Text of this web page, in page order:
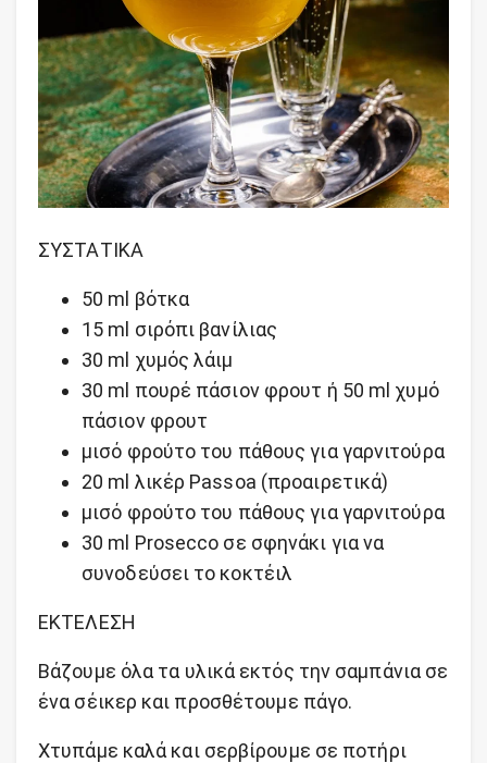
ΣΥΣΤΑΤΙΚΑ
50 ml βότκα
15 ml σιρόπι βανίλιας
30 ml χυμός λάιμ
30 ml πουρέ πάσιον φρουτ ή 50 ml χυμό
πάσιον φρουτ
μισό φρούτο του πάθους για γαρνιτούρα
20 ml λικέρ Passoa (προαιρετικά)
μισό φρούτο του πάθους για γαρνιτούρα
30 ml Prosecco σε σφηνάκι για να
συνοδεύσει το κοκτέιλ
ΕΚΤΕΛΕΣΗ
Βάζουμε όλα τα υλικά εκτός την σαμπάνια σε
ένα σέικερ και προσθέτουμε πάγο.
Χτυπάμε καλά και σερβίρουμε σε ποτήρι